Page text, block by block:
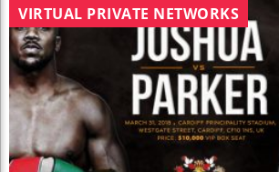
VIRTUAL PRIVATE NETWORKS